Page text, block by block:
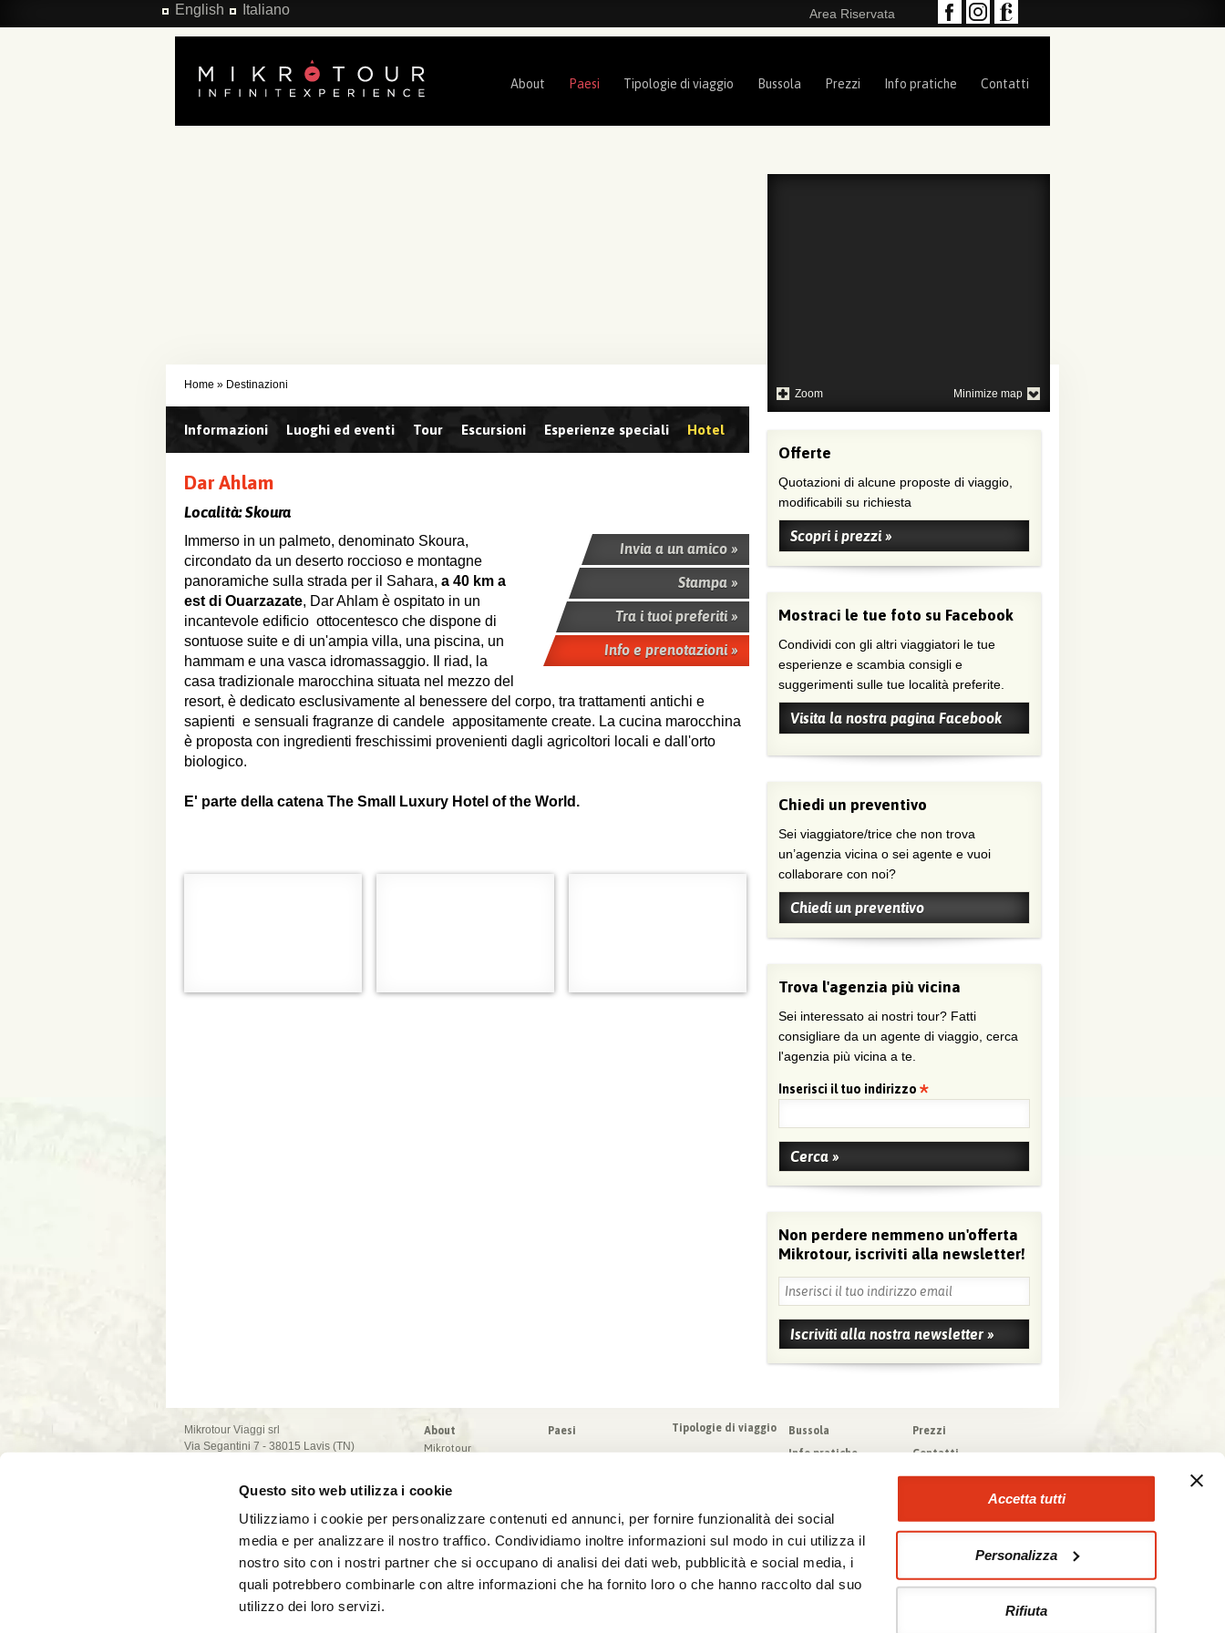
Questo sito web utilizza i cookie
Utilizziamo i cookie per personalizzare contenuti ed annunci, per fornire funzionalità dei social
media e per analizzare il nostro traffico. Condividiamo inoltre informazioni sul modo in cui utilizza il
nostro sito con i nostri partner che si occupano di analisi dei dati web, pubblicità e social media, i
quali potrebbero combinarle con altre informazioni che ha fornito loro o che hanno raccolto dal suo
utilizzo dei loro servizi.
Accetta tutti
Personalizza
Rifiuta
Salta al contenuto principale Area Riservata
English Italiano
About Paesi Tipologie di viaggio Bussola Prezzi Info pratiche Contatti
Home » Destinazioni
Informazioni Luoghi ed eventi Tour Escursioni Esperienze speciali Hotel
Dar Ahlam
Località:Skoura
Invia a un amico »
Stampa »
Tra i tuoi preferiti »
Info e prenotazioni »
Immerso in un palmeto, denominato Skoura,
circondato da un deserto roccioso e montagne
panoramiche sulla strada per il Sahara, a 40 km a
est di Ouarzazate, Dar Ahlam è ospitato in un
incantevole edificio ottocentesco che dispone di
sontuose suite e di un'ampia villa, una piscina, un
hammam e una vasca idromassaggio. Il riad, la
casa tradizionale marocchina situata nel mezzo del
resort, è dedicato esclusivamente al benessere del corpo, tra trattamenti antichi e
sapienti e sensuali fragranze di candele appositamente create. La cucina marocchina
è proposta con ingredienti freschissimi provenienti dagli agricoltori locali e dall'orto
biologico.
E' parte della catena The Small Luxury Hotel of the World.
Zoom Minimize map
Offerte
Quotazioni di alcune proposte di viaggio,
modificabili su richiesta
Scopri i prezzi »
Mostraci le tue foto su Facebook
Condividi con gli altri viaggiatori le tue
esperienze e scambia consigli e
suggerimenti sulle tue località preferite.
Visita la nostra pagina Facebook
Chiedi un preventivo
Sei viaggiatore/trice che non trova
un’agenzia vicina o sei agente e vuoi
collaborare con noi?
Chiedi un preventivo
Trova l'agenzia più vicina
Sei interessato ai nostri tour? Fatti
consigliare da un agente di viaggio, cerca
l'agenzia più vicina a te.
Inserisci il tuo indirizzo
Non perdere nemmeno un'offerta
Mikrotour, iscriviti alla newsletter!
Mikrotour Viaggi srl
Via Segantini 7 - 38015 Lavis (TN)
capitale sociale 10.000€
PEC: mikrotour @ legalmail.it
cookie policy
About
Mikrotour
Blog
Paesi Tipologie di viaggio Bussola
Prezzi
Info pratiche
Scheda tecnica
Contatti